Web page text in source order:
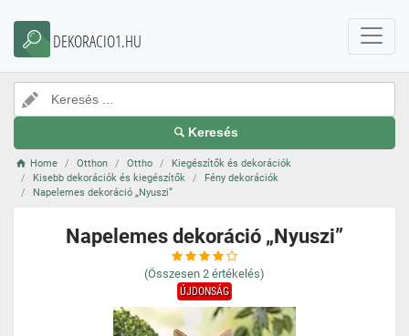
DEKORACIO1.HU
Keresés
Home Otthon Ottho
Kiegészítők és dekorációk
Kisebb dekorációk és kiegészítők
Fény dekorációk
Napelemes dekoráció „Nyuszi”
Napelemes dekoráció „Nyuszi”
(Összesen 2 értékelés)
ÚJDONSÁG